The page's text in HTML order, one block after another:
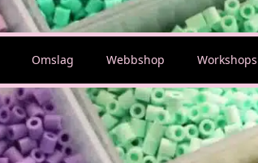
Omslag Webbshop Workshops